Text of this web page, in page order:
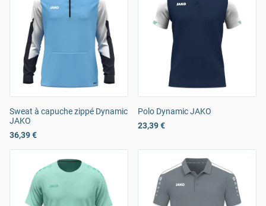
Sweat à capuche zippé Dynamic
JAKO
36,39 €
Polo Dynamic JAKO
23,39 €